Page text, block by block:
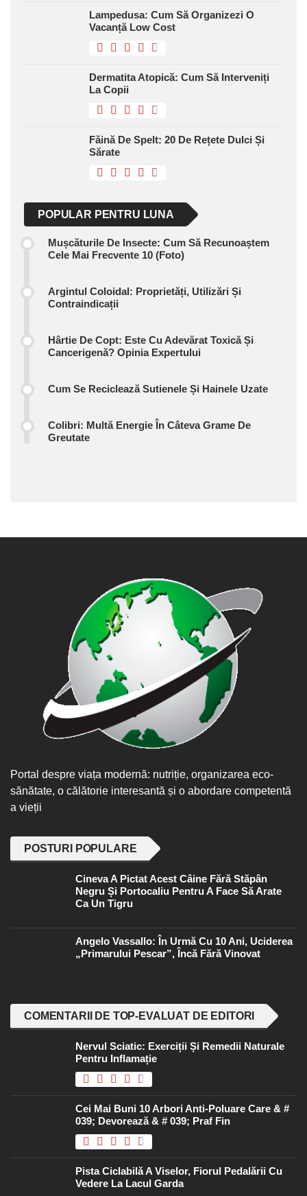
Lampedusa: Cum Să Organizezi O
Vacanță Low Cost
Dermatita Atopică: Cum Să Interveniți
La Copii
Făină De Spelt: 20 De Rețete Dulci Și
Sărate
POPULAR PENTRU LUNA
Mușcăturile De Insecte: Cum Să Recunoaștem
Cele Mai Frecvente 10 (foto)
Argintul Coloidal: Proprietăți, Utilizări Și
Contraindicații
Hârtie De Copt: Este Cu Adevărat Toxică Și
Cancerigenă? Opinia Expertului
Cum Se Reciclează Sutienele Și Hainele Uzate
Colibri: Multă Energie În Câteva Grame De
Greutate
Portal despre viața modernă: nutriție, organizarea eco-
sănătate, o călătorie interesantă și o abordare competentă
a vieții
POSTURI POPULARE
Cineva A Pictat Acest Câine Fără Stăpân
Negru Și Portocaliu Pentru A Face Să Arate
Ca Un Tigru
Angelo Vassallo: În Urmă Cu 10 Ani, Uciderea
„primarului Pescar”, Încă Fără Vinovat
COMENTARII DE TOP-EVALUAT DE EDITORI
Nervul Sciatic: Exerciții Și Remedii Naturale
Pentru Inflamație
Cei Mai Buni 10 Arbori Anti-Poluare Care & #
039; Devorează & # 039; Praf Fin
Pista Ciclabilă A Viselor, Fiorul Pedalării Cu
Vedere La Lacul Garda